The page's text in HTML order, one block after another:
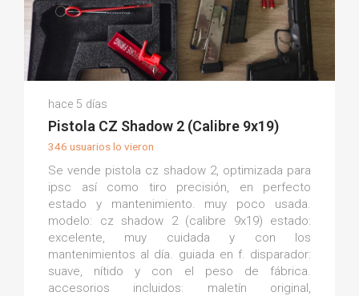
Daniel S.
(0)
hace 5 días
Pistola CZ Shadow 2 (Calibre 9x19)
346 usuarios lo vieron
Se vende pistola cz shadow 2, optimizada para
ipsc así como tiro precisión, en perfecto
estado y mantenimiento. muy poco usada.
modelo: cz shadow 2 (calibre 9x19) estado:
excelente, muy cuidada y con los
mantenimientos al día. guiada en f. disparador:
suave, nítido y con el peso de fábrica.
accesorios incluidos: maletín original,